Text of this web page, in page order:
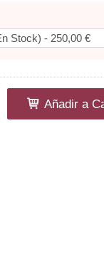
Añadir a